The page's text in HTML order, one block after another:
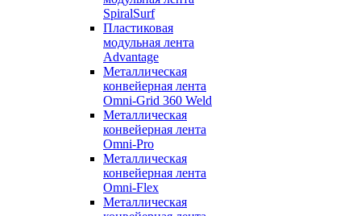
SpiralSurf
Пластиковая
модульная лента
Advantage
Металлическая
конвейерная лента
Omni-Grid 360 Weld
Металлическая
конвейерная лента
Omni-Pro
Металлическая
конвейерная лента
Omni-Flex
Металлическая